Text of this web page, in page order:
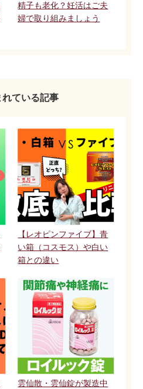
精子も老化？妊活はご夫
婦で取り組みましょう
れている記事
【レオピンファイブ】青
い箱（コスモス）や白い
箱との違い
雲仙散・雲仙錠が製造中